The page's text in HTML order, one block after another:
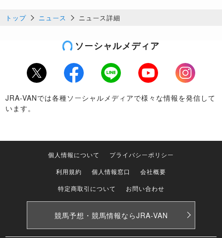
トップ ニュース ニュース詳細
ソーシャルメディア
Twitter Facebook LINE Youtube
Instagram
JRA-VANでは各種ソーシャルメディアで様々な情報を発信して
います。
個人情報について
プライバシーポリシー
利用規約
個人情報窓口
会社概要
特定商取引について
お問い合わせ
競馬予想・競馬情報ならJRA-VAN